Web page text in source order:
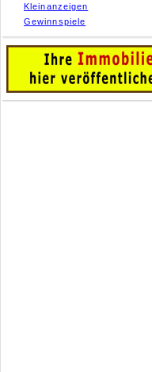
Kleinanzeigen
Gewinnspiele